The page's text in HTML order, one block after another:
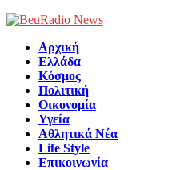
Αρχική
Ελλάδα
Κόσμος
Πολιτική
Οικονομία
Υγεία
Αθλητικά Νέα
Life Style
Επικοινωνία